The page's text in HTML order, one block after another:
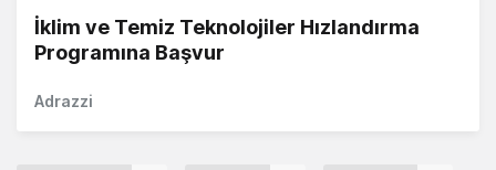
İklim ve Temiz Teknolojiler Hızlandırma
Programına Başvur
Adrazzi